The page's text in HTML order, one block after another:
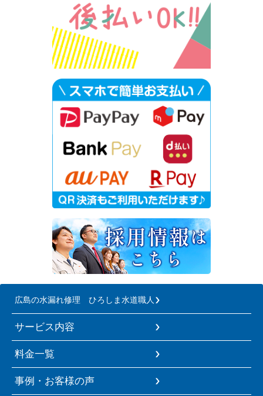
広島の水漏れ修理 ひろしま水道職人
サービス内容
料金一覧
事例・お客様の声